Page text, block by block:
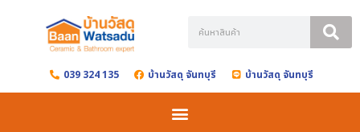
content 039 324 135 บ้านวัสดุ จันทบุรี บ้านวัสดุ จันทบุรี